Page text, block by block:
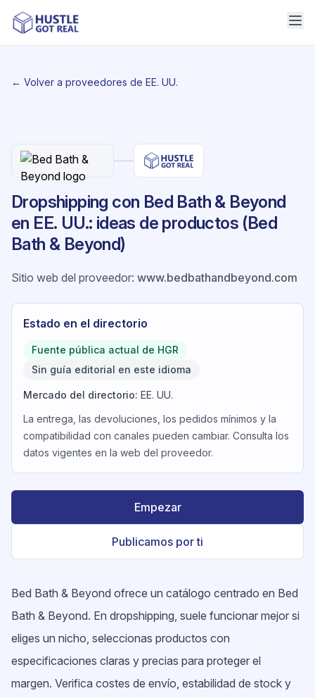
← Volver a proveedores de EE. UU.
Dropshipping con Bed Bath & Beyond
en EE. UU.: ideas de productos (Bed
Bath & Beyond)
Sitio web del proveedor: www.bedbathandbeyond.com
Estado en el directorio
Fuente pública actual de HGR
Sin guía editorial en este idioma
Mercado del directorio: EE. UU.
La entrega, las devoluciones, los pedidos mínimos y la
compatibilidad con canales pueden cambiar. Consulta los
datos vigentes en la web del proveedor.
Empezar
Publicamos por ti
Bed Bath & Beyond ofrece un catálogo centrado en Bed
Bath & Beyond. En dropshipping, suele funcionar mejor si
eliges un nicho, seleccionas productos con
especificaciones claras y precias para proteger el
margen. Verifica costes de envío, estabilidad de stock y